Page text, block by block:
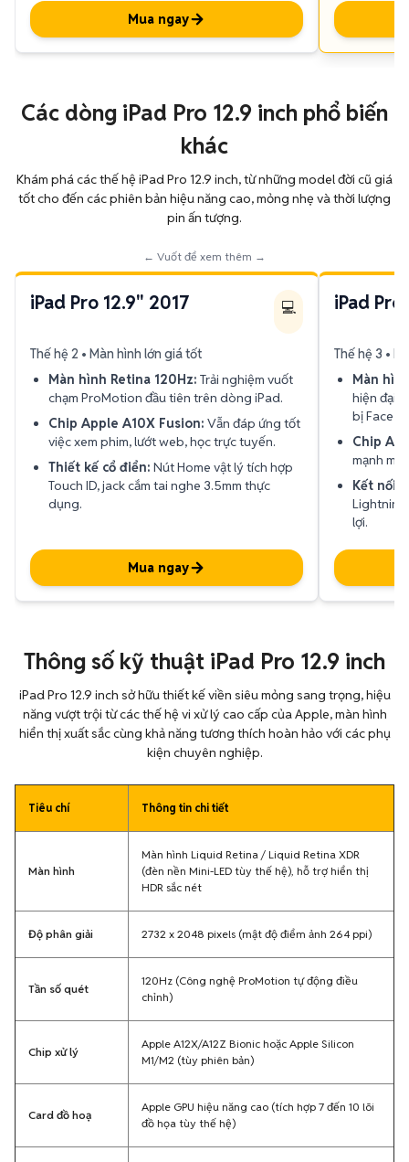
Mua ngay
Các dòng iPad Pro 12.9 inch phổ biến
khác
Khám phá các thế hệ iPad Pro 12.9 inch, từ những model đời cũ giá
tốt cho đến các phiên bản hiệu năng cao, mỏng nhẹ và thời lượng
pin ấn tượng.
← Vuốt để xem thêm →
iPad Pro 12.9" 2017 💻
Thế hệ 2 • Màn hình lớn giá tốt
Màn hình Retina 120Hz: Trải nghiệm vuốt
chạm ProMotion đầu tiên trên dòng iPad.
Chip Apple A10X Fusion: Vẫn đáp ứng tốt
việc xem phim, lướt web, học trực tuyến.
Thiết kế cổ điển: Nút Home vật lý tích hợp
Touch ID, jack cắm tai nghe 3.5mm thực
dụng.
Mua ngay
iPad Pro
Thế hệ 3 •
Màn
hiện đại
bị Face ID.
Chip
mạnh
Kết nối
Lightning
lợi.
Thông số kỹ thuật iPad Pro 12.9 inch
iPad Pro 12.9 inch sở hữu thiết kế viền siêu mỏng sang trọng, hiệu
năng vượt trội từ các thế hệ vi xử lý cao cấp của Apple, màn hình
hiển thị xuất sắc cùng khả năng tương thích hoàn hảo với các phụ
kiện chuyên nghiệp.
Tiêu chí Thông tin chi tiết
Màn hình
Màn hình Liquid Retina / Liquid Retina XDR
(đèn nền Mini-LED tùy thế hệ), hỗ trợ hiển thị
HDR sắc nét
Độ phân giải 2732 x 2048 pixels (mật độ điểm ảnh 264 ppi)
Tần số quét
120Hz (Công nghệ ProMotion tự động điều
chỉnh)
Chip xử lý
Apple A12X/A12Z Bionic hoặc Apple Silicon
M1/M2 (tùy phiên bản)
Card đồ hoạ
Apple GPU hiệu năng cao (tích hợp 7 đến 10 lõi
đồ họa tùy thế hệ)